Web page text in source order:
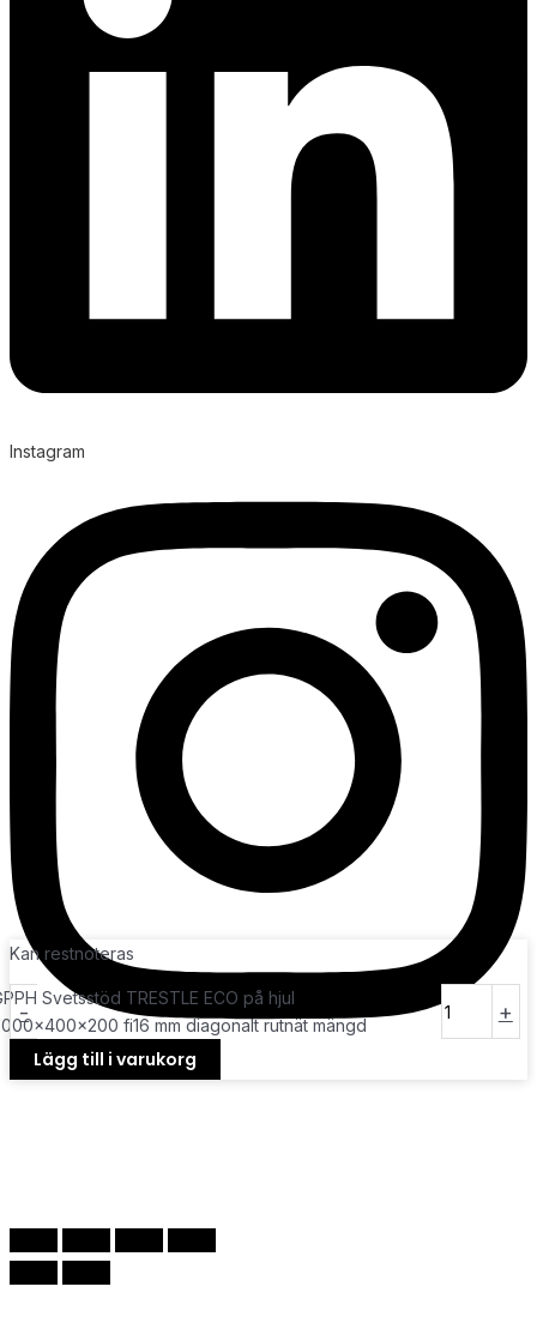
Instagram
Kan restnoteras
-
Svetsstöd TRESTLE ECO på hjul
fi16 mm diagonalt rutnät mängd
+
Lägg till i varukorg